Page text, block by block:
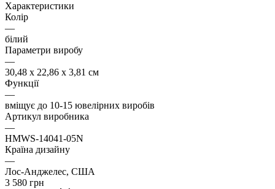
Характеристики
Колір
—
білий
Параметри виробу
—
30,48 x 22,86 x 3,81 см
Функції
—
вміщує до 10-15 ювелірних виробів
Артикул виробника
—
HMWS-14041-05N
Країна дизайну
—
Лос-Анджелес, США
3 580 грн